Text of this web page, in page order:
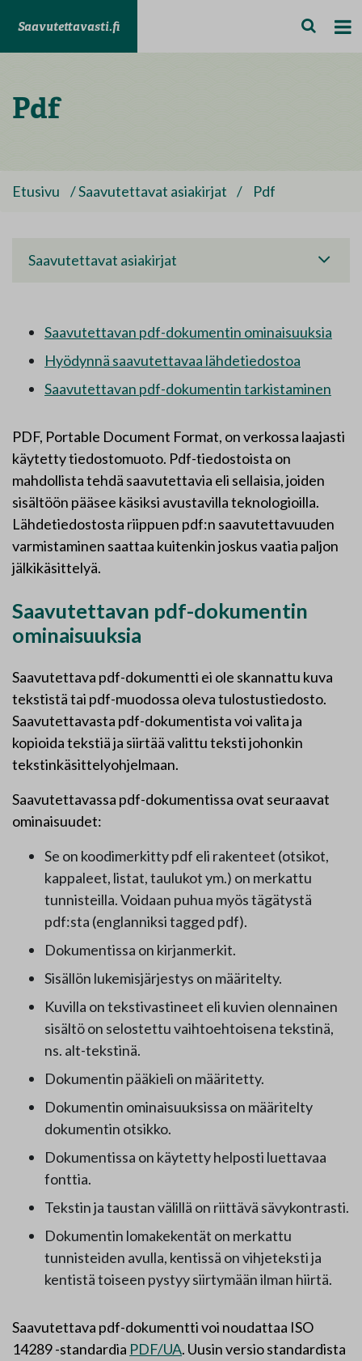
Saavutettavasti.fi
Pdf
Etusivu /Saavutettavat asiakirjat / Pdf
Saavutettavat asiakirjat
Saavutettavan pdf-dokumentin ominaisuuksia
Hyödynnä saavutettavaa lähdetiedostoa
Saavutettavan pdf-dokumentin tarkistaminen
PDF, Portable Document Format, on verkossa laajasti
käytetty tiedostomuoto. Pdf-tiedostoista on
mahdollista tehdä saavutettavia eli sellaisia, joiden
sisältöön pääsee käsiksi avustavilla teknologioilla.
Lähdetiedostosta riippuen pdf:n saavutettavuuden
varmistaminen saattaa kuitenkin joskus vaatia paljon
jälkikäsittelyä.
Saavutettavan pdf-dokumentin
ominaisuuksia
Saavutettava pdf-dokumentti ei ole skannattu kuva
tekstistä tai pdf-muodossa oleva tulostustiedosto.
Saavutettavasta pdf-dokumentista voi valita ja
kopioida tekstiä ja siirtää valittu teksti johonkin
tekstinkäsittelyohjelmaan.
Saavutettavassa pdf-dokumentissa ovat seuraavat
ominaisuudet:
Se on koodimerkitty pdf eli rakenteet (otsikot,
kappaleet, listat, taulukot ym.) on merkattu
tunnisteilla. Voidaan puhua myös tägätystä
pdf:sta (englanniksi tagged pdf).
Dokumentissa on kirjanmerkit.
Sisällön lukemisjärjestys on määritelty.
Kuvilla on tekstivastineet eli kuvien olennainen
sisältö on selostettu vaihtoehtoisena tekstinä,
ns. alt-tekstinä.
Dokumentin pääkieli on määritetty.
Dokumentin ominaisuuksissa on määritelty
dokumentin otsikko.
Dokumentissa on käytetty helposti luettavaa
fonttia.
Tekstin ja taustan välillä on riittävä sävykontrasti.
Dokumentin lomakekentät on merkattu
tunnisteiden avulla, kentissä on vihjeteksti ja
kentistä toiseen pystyy siirtymään ilman hiirtä.
Saavutettava pdf-dokumentti voi noudattaa ISO
14289 -standardia PDF/UA. Uusin versio standardista